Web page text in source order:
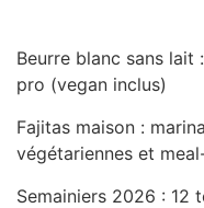
Beurre blanc sans
pro (vegan inclus)
Fajitas maison :
végétariennes et
Semainiers 2026 : 12